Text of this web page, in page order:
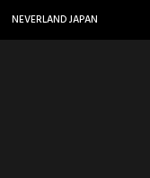
NEVERLAND JAPAN